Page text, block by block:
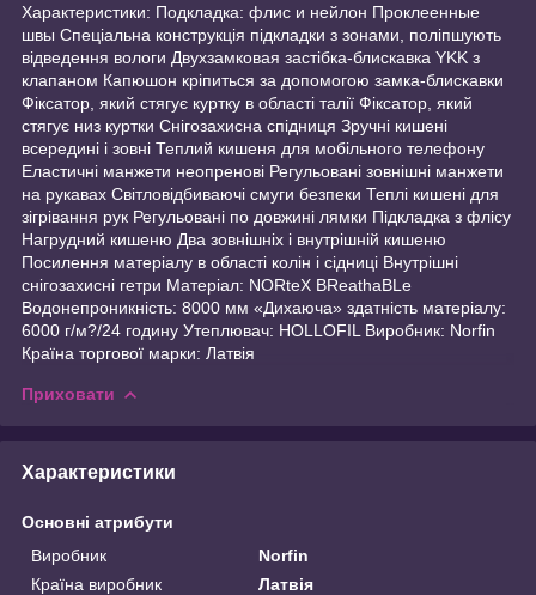
Характеристики: Подкладка: флис и нейлон Проклеенные
швы Спеціальна конструкція підкладки з зонами, поліпшують
відведення вологи Двухзамковая застібка-блискавка YKK з
клапаном Капюшон кріпиться за допомогою замка-блискавки
Фіксатор, який стягує куртку в області талії Фіксатор, який
стягує низ куртки Снігозахисна спідниця Зручні кишені
всередині і зовні Теплий кишеня для мобільного телефону
Еластичні манжети неопренові Регульовані зовнішні манжети
на рукавах Світловідбиваючі смуги безпеки Теплі кишені для
зігрівання рук Регульовані по довжині лямки Підкладка з флісу
Нагрудний кишеню Два зовнішніх і внутрішній кишеню
Посилення матеріалу в області колін і сідниці Внутрішні
снігозахисні гетри Матеріал: NORteX BReathaBLe
Водонепроникність: 8000 мм «Дихаюча» здатність матеріалу:
6000 г/м?/24 годину Утеплювач: HOLLOFIL Виробник: Norfin
Країна торгової марки: Латвія
Приховати
Характеристики
Основні атрибути
Виробник
Norfin
Країна виробник
Латвія